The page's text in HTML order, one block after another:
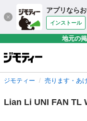
アプリなら
インストール
地元の
ジモティー 売ります・あ
Lian Li UNI FAN TL